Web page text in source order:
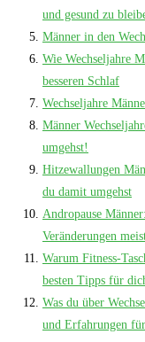
und gesund zu
Männer in den
Wie Wechseljahre
besseren Schlaf
Wechseljahre
Männer
umgehst!
Hitzewallungen
du damit umgehst
Andropause
Veränderungen
Warum Fitness-
besten Tipps für
Was du über
und Erfahrungen